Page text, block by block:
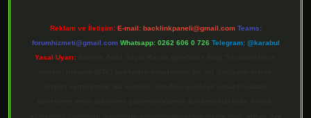
Reklam ve İletişim: E-mail: backlinkpaneli@gmail.com Teams:
forumhizmeti@gmail.com Whatsapp: 0262 606 0 726 Telegram: @karabul
Yasal Uyarı: